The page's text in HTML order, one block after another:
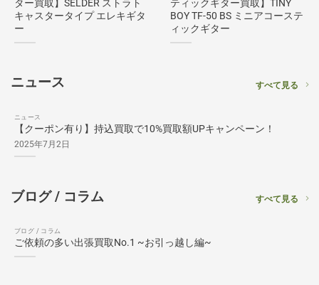
ター買取】SELDER ストラト
キャスタータイプ エレキギタ
ー
ティックギター買取】TINY
BOY TF-50 BS ミニアコーステ
ィックギター
ニュース すべて見る
ニュース
【クーポン有り】持込買取で10%買取額UPキャンペーン！
2025年7月2日
ブログ / コラム すべて見る
ブログ / コラム
ご依頼の多い出張買取No.1 ~お引っ越し編~